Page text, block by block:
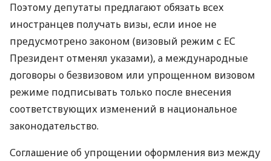
Поэтому депутаты предлагают обязать всех
иностранцев получать визы, если иное не
предусмотрено законом (визовый режим с ЕС
Президент отменял указами), а международные
договоры о безвизовом или упрощенном визовом
режиме подписывать только после внесения
соответствующих изменений в национальное
законодательство.
Соглашение об упрощении оформления виз между